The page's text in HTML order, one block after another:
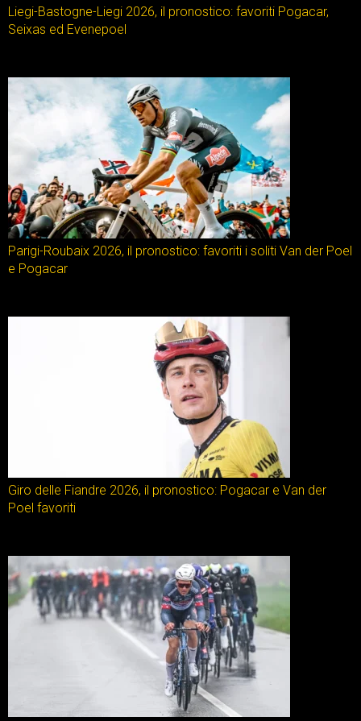
Liegi-Bastogne-Liegi 2026, il pronostico: favoriti Pogacar,
Seixas ed Evenepoel
Parigi-Roubaix 2026, il pronostico: favoriti i soliti Van der Poel
e Pogacar
Giro delle Fiandre 2026, il pronostico: Pogacar e Van der
Poel favoriti